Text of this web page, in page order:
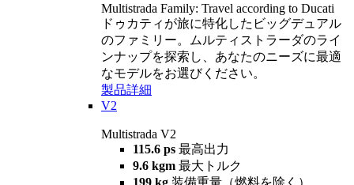
Multistrada Family: Travel according to Ducati
ドゥカティが旅に特化したビッグデュアル
のファミリー。ムルティストラーダのライ
ンナップを探索し、あなたのニーズに最適
なモデルをお選びください。
製品詳細
V2
Multistrada V2
115.6 ps 最高出力
9.6 kgm 最大トルク
199 kg 装備重量（燃料を除く）